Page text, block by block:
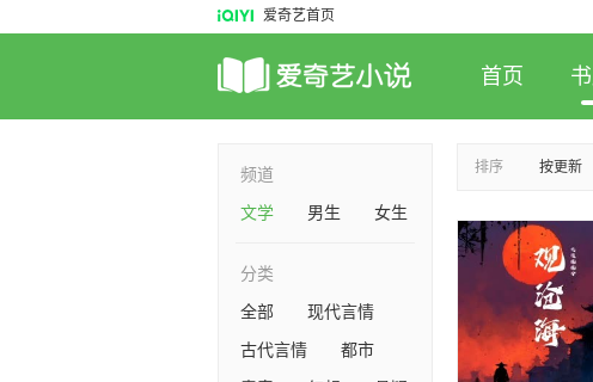
爱奇艺首页
首页
频道
文学
男生 女生
分类
全部
现代言情
古代言情
都市
排序 按更新